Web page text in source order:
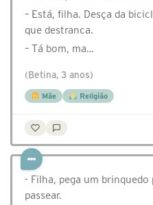
– Está, filha. Desça da
que destranca.
– Tá bom, ma…
(Betina, 3 anos)
Mãe Religião
- Filha, pega um brinquedo
passear.